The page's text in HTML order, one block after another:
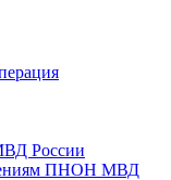
России
ПНОН МВД